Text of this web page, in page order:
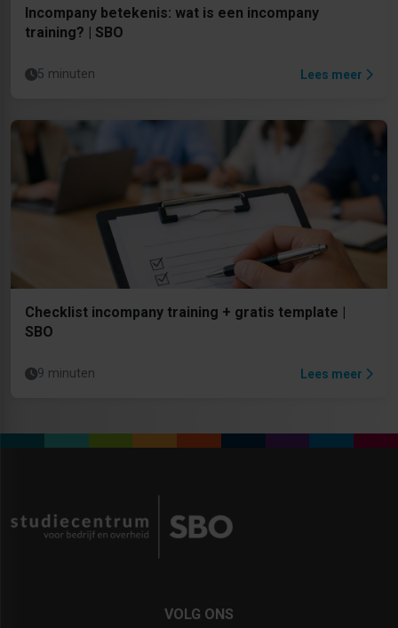
Incompany betekenis: wat is een incompany
training? | SBO
5 minuten Lees meer
Checklist incompany training + gratis template |
SBO
9 minuten Lees meer
VOLG ONS